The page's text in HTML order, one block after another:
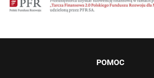
POMOC